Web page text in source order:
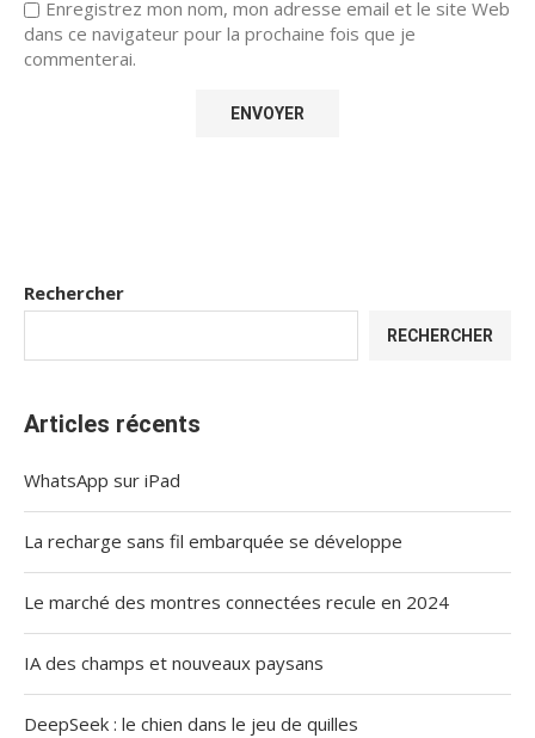
Enregistrez mon nom, mon adresse email et le site Web
dans ce navigateur pour la prochaine fois que je
commenterai.
Rechercher
RECHERCHER
Articles récents
WhatsApp sur iPad
La recharge sans fil embarquée se développe
Le marché des montres connectées recule en 2024
IA des champs et nouveaux paysans
DeepSeek : le chien dans le jeu de quilles